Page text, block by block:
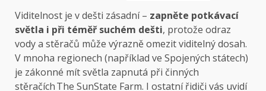
Viditelnost je v dešti zásadní – zapněte potkávací
světla i při téměř suchém dešti, protože odraz
vody a stěračů může výrazně omezit viditelný dosah.
V mnoha regionech (například ve Spojených státech)
je zákonné mít světla zapnutá při činných
stěračíchThe SunState Farm. I ostatní řidiči vás uvidí